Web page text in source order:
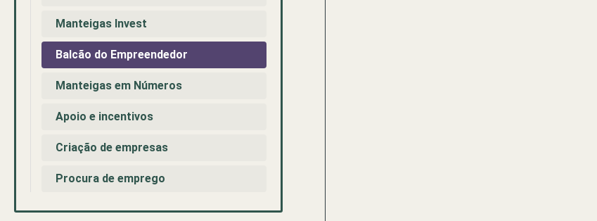
Manteigas Invest
Balcão do Empreendedor
Manteigas em Números
Apoio e incentivos
Criação de empresas
Procura de emprego